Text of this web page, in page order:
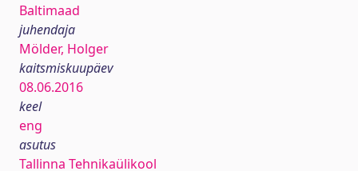
Baltimaad
juhendaja
Mölder, Holger
kaitsmiskuupäev
08.06.2016
keel
eng
asutus
Tallinna Tehnikaülikool